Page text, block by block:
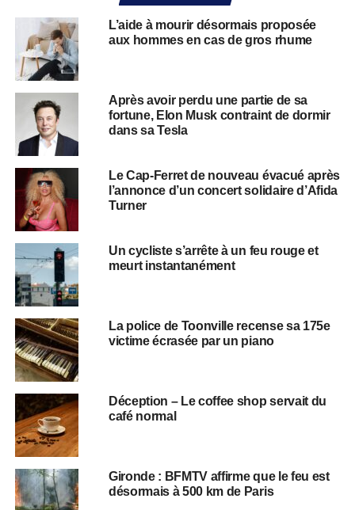
L’aide à mourir désormais proposée
aux hommes en cas de gros rhume
Après avoir perdu une partie de sa
fortune, Elon Musk contraint de dormir
dans sa Tesla
Le Cap-Ferret de nouveau évacué après
l’annonce d’un concert solidaire d’Afida
Turner
Un cycliste s’arrête à un feu rouge et
meurt instantanément
La police de Toonville recense sa 175e
victime écrasée par un piano
Déception – Le coffee shop servait du
café normal
Gironde : BFMTV affirme que le feu est
désormais à 500 km de Paris